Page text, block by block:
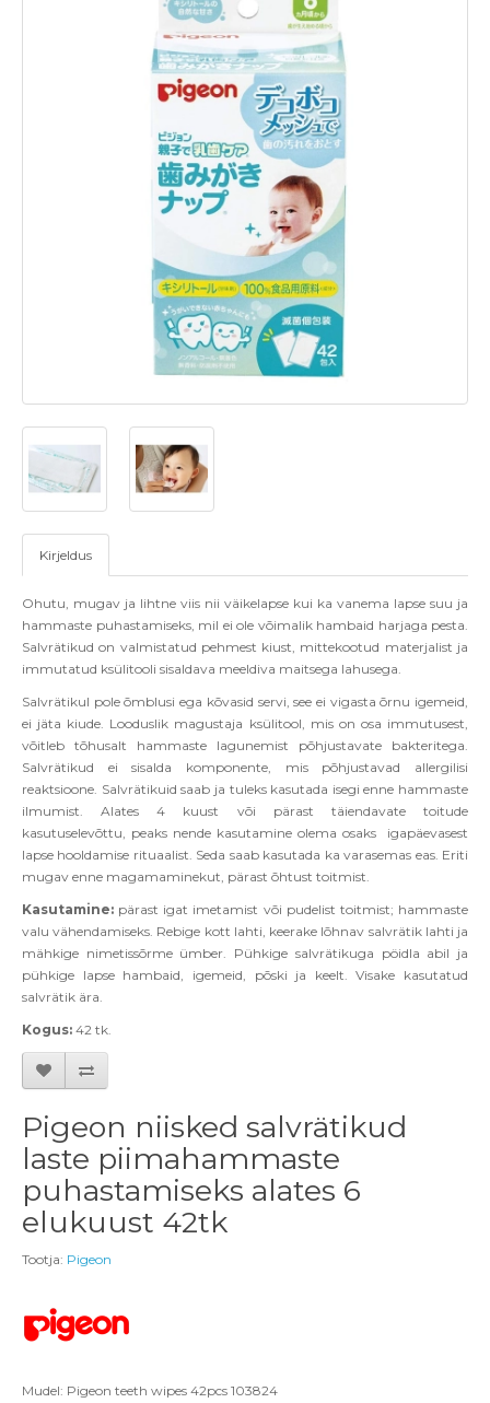
Kirjeldus
Ohutu, mugav ja lihtne viis nii väikelapse kui ka vanema lapse suu ja
hammaste puhastamiseks, mil ei ole võimalik hambaid harjaga pesta.
Salvrätikud on valmistatud pehmest kiust, mittekootud materjalist ja
immutatud ksülitooli sisaldava meeldiva maitsega lahusega.
Salvrätikul poleõmblusi ega kõvasid servi, see ei vigastaõrnu igemeid,
ei jäta kiude. Looduslik magustaja ksülitool, mis on osa immutusest,
võitleb tõhusalt hammaste lagunemist põhjustavate bakteritega.
Salvrätikud ei sisalda komponente, mis põhjustavad allergilisi
reaktsioone. Salvrätikuid saab ja tuleks kasutada isegi enne hammaste
ilmumist. Alates 4 kuust või pärast täiendavate toitude
kasutuselevõttu, peaks nende kasutamine olema osaks igapäevasest
lapse hooldamise rituaalist. Seda saab kasutada ka varasemas eas. Eriti
mugav enne magamaminekut, pärast õhtust toitmist.
Kasutamine: pärast igat imetamist või pudelist toitmist; hammaste
valu vähendamiseks. Rebige kott lahti, keerake lõhnav salvrätik lahti ja
mähkige nimetissõrme ümber. Pühkige salvrätikuga pöidla abil ja
pühkige lapse hambaid, igemeid, põski ja keelt. Visake kasutatud
salvrätik ära.
Kogus: 42 tk.
Pigeon niisked salvrätikud
laste piimahammaste
puhastamiseks alates 6
elukuust 42tk
Tootja: Pigeon
Mudel: Pigeon teeth wipes 42pcs 103824